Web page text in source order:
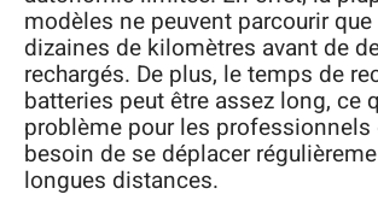
modèles ne peuvent parcourir
dizaines de kilomètres avant de
rechargés. De plus, le temps de
batteries peut être assez long, ce
problème pour les
besoin de se déplacer
longues distances.